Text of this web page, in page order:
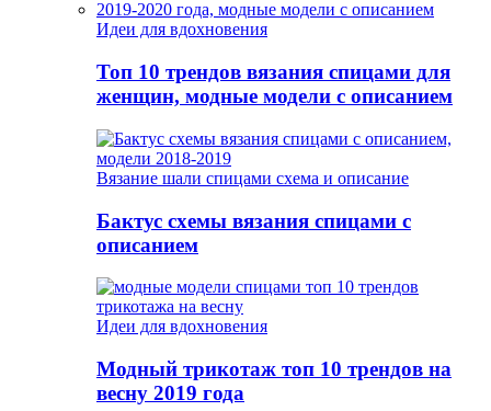
Идеи для вдохновения
Топ 10 трендов вязания спицами для
женщин, модные модели с описанием
Вязание шали спицами схема и описание
Бактус схемы вязания спицами с
описанием
Идеи для вдохновения
Модный трикотаж топ 10 трендов на
весну 2019 года